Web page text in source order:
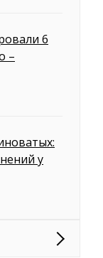
6
–
у